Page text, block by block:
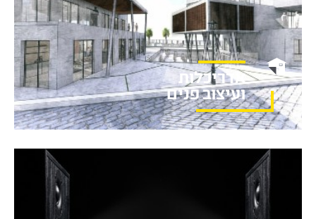
אדריכלות
ועיצוב פנים